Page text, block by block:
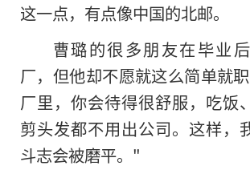
这一点，有点像中国的北邮。
曹璐的很多朋友在毕业
厂，但他却不愿就这么简单就
厂里，你会待得很舒服，吃饭
剪头发都不用出公司。这样，
斗志会被磨平。"